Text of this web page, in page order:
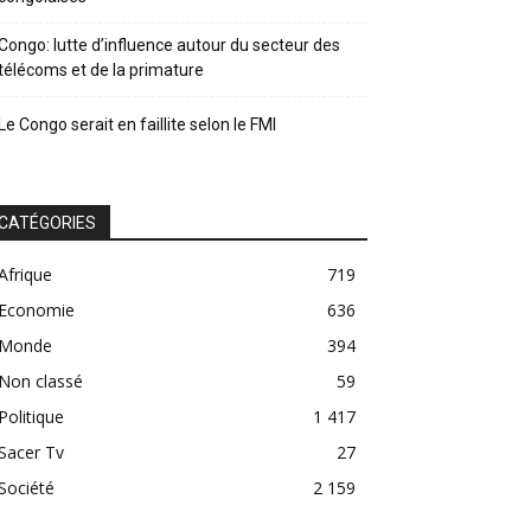
lutte d’influence autour du secteur des
et de la primature
Congo serait en faillite selon le FMI
719
636
394
classé
59
1 417
Tv
27
2 159